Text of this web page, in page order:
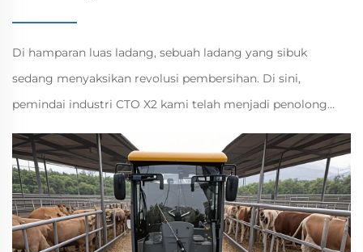
Di hamparan luas ladang, sebuah ladang yang sibuk
sedang menyaksikan revolusi pembersihan. Di sini,
pemindai industri CTO X2 kami telah menjadi penolong
yang dipercayai kepada petani, mendapat pujian tinggi dari
pelanggan dengan prestasi cemerlangnya dan
menunjukkan kualiti luar biasa pembuatan China kepada
dunia.